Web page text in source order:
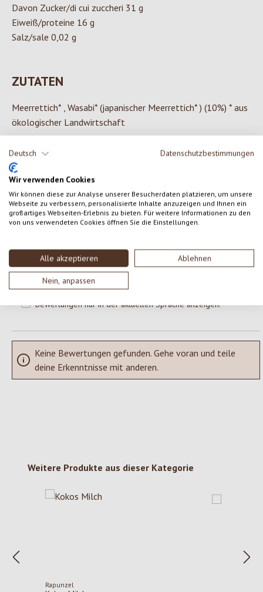
Deutsch Datenschutzbestimmungen
Wir verwenden Cookies
Wir können diese zur Analyse unserer Besucherdaten platzieren, um unsere
Webseite zu verbessern, personalisierte Inhalte anzuzeigen und Ihnen ein
großartiges Webseiten-Erlebnis zu bieten. Für weitere Informationen zu den
von uns verwendeten Cookies öffnen Sie die Einstellungen.
Alle akzeptieren Ablehnen
Nein, anpassen
Davon Zucker/di cui zuccheri 31 g
Eiweiß/proteine 16 g
Salz/sale 0,02 g
ZUTATEN
Meerrettich* , Wasabi* (japanischer Meerrettich* ) (10%) * aus
ökologischer Landwirtschaft
0 von 0 Bewertungen
Durchschnittliche Bewertung von 0 von 5 Sternen
Gib eine Bewertung ab!
SCHREIBE EINE BEWERTUNG
Bewertungen nur in der aktuellen Sprache anzeigen.
Keine Bewertungen gefunden. Gehe voran und teile
deine Erkenntnisse mit anderen.
Produktgalerie überspringen
Weitere Produkte aus dieser Kategorie
Rapunzel